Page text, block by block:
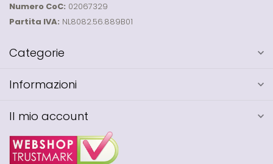
Numero CoC: 02067329
Partita IVA: NL8082.56.889B01
Categorie
Informazioni
Il mio account